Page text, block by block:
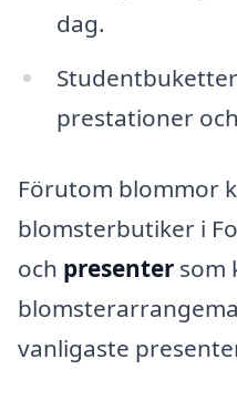
dag.
prestationer
Förutom blommor
blomsterbutiker i
och presenter som
vanligaste